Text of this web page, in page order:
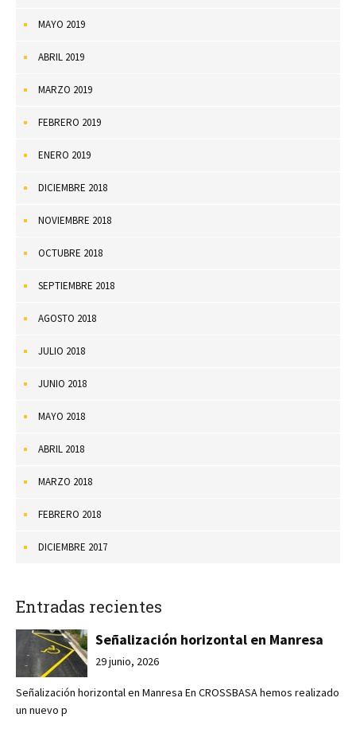
MAYO 2019
ABRIL 2019
MARZO 2019
FEBRERO 2019
ENERO 2019
DICIEMBRE 2018
NOVIEMBRE 2018
OCTUBRE 2018
SEPTIEMBRE 2018
AGOSTO 2018
JULIO 2018
JUNIO 2018
MAYO 2018
ABRIL 2018
MARZO 2018
FEBRERO 2018
DICIEMBRE 2017
Entradas recientes
Señalización horizontal en Manresa
29 junio, 2026
Señalización horizontal en Manresa En CROSSBASA hemos realizado
un nuevo p